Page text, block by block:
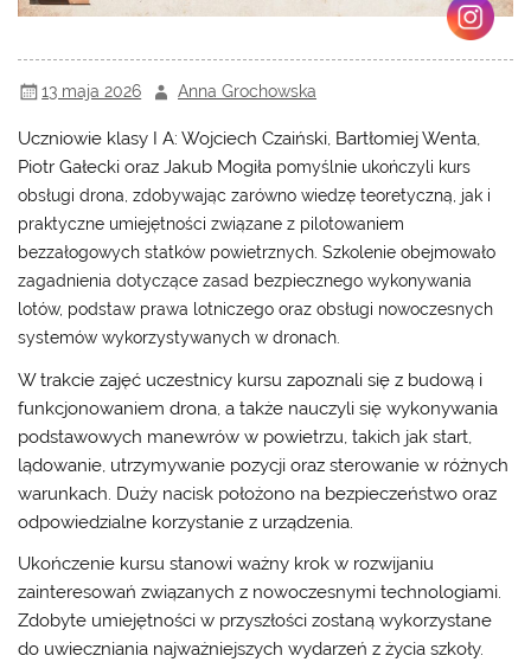
13 maja 2026 Anna Grochowska
Uczniowie klasy I A: Wojciech Czaiński, Bartłomiej Wenta,
Piotr Gałecki oraz Jakub Mogiła pomyślnie ukończyli kurs
obsługi drona, zdobywając zarówno wiedzę teoretyczną, jak i
praktyczne umiejętności związane z pilotowaniem
bezzałogowych statków powietrznych. Szkolenie obejmowało
zagadnienia dotyczące zasad bezpiecznego wykonywania
lotów, podstaw prawa lotniczego oraz obsługi nowoczesnych
systemów wykorzystywanych w dronach.
W trakcie zajęć uczestnicy kursu zapoznali się z budową i
funkcjonowaniem drona, a także nauczyli się wykonywania
podstawowych manewrów w powietrzu, takich jak start,
lądowanie, utrzymywanie pozycji oraz sterowanie w różnych
warunkach. Duży nacisk położono na bezpieczeństwo oraz
odpowiedzialne korzystanie z urządzenia.
Ukończenie kursu stanowi ważny krok w rozwijaniu
zainteresowań związanych z nowoczesnymi technologiami.
Zdobyte umiejętności w przyszłości zostaną wykorzystane
do uwieczniania najważniejszych wydarzeń z życia szkoły.